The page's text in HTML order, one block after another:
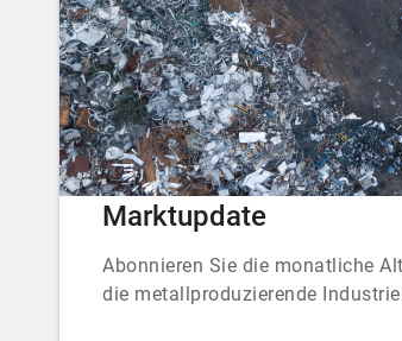
Marktupdate
Abonnieren Sie die monatliche
die metallproduzierende